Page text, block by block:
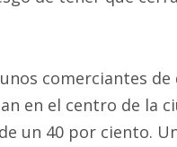
comerciantes
en el centro de la
un 40 por ciento.